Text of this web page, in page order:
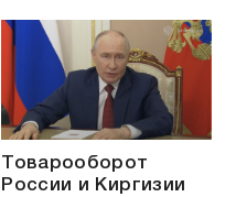
Товарооборот
России и Киргизии